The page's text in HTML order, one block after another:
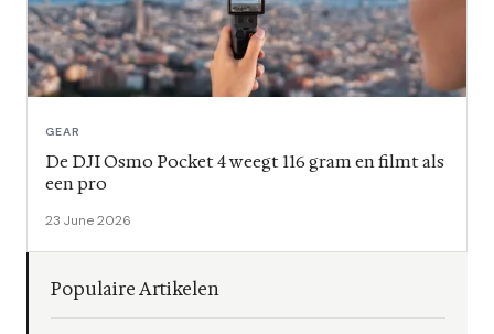
GEAR
De DJI Osmo Pocket 4 weegt 116 gram en filmt als
een pro
23 June 2026
Populaire Artikelen